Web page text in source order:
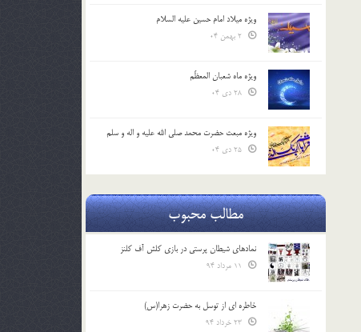
ویژه میلاد امام حسین علیه السلام
ویژه ماه شعبان المعظّم
ویژه مبعث حضرت محمد صلی الله علیه و اله و سلم
مطالب محبوب
نمادهای شیطان پرستی در بازی کلش آف کلنز
خاطره ای از توسل به حضرت زهرا(س)